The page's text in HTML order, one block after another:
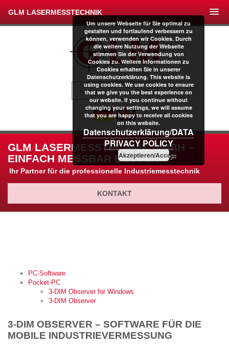
GLM LASERMESSTECHNIK
GLM LASERMESSTECHNIK GMBH –
EINFACH MESSBAR BESSER
Ihr Partner für die professionelle Industriemesstechnik
KONTAKT
PC-Software
Pocket-PC
3-DIM Observer for Windows
3-DIM Observer
3-DIM OBSERVER – SOFTWARE FÜR DIE
MOBILE INDUSTRIEVERMESSUNG
Um unsere Webseite für Sie optimal zu
gestalten und fortlaufend verbessern zu
können, verwenden wir Cookies. Durch
die weitere Nutzung der Webseite
stimmen Sie der Verwendung von
Cookies zu. Weitere Informationen zu
Cookies erhalten Sie in unserer
Datenschutzerklärung. This website is
using cookies. We use cookies to ensure
that we give you the best experience on
our website. If you continue without
changing your settings, we will assume
that you are happy to receive all cookies
on this website.
Datenschutzerklärung/DATA
PRIVACY POLICY
Akzeptieren/Accept